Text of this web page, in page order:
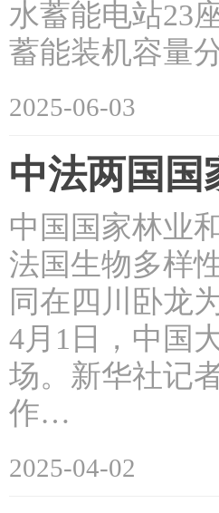
水蓄能电站23
蓄能装机容量
2025-06-03
中法两国国
中国国家林业
法国生物多样
同在四川卧龙
4月1日，中国
场。新华社记
作…
2025-04-02